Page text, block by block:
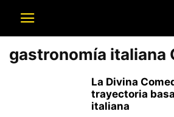
gastronomía italiana
La Divina
trayectoria
italiana